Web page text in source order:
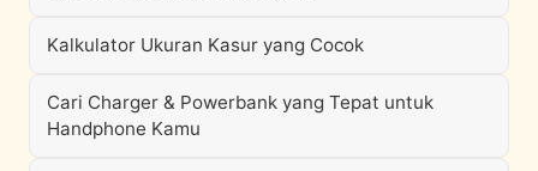
Kalkulator Ukuran Kasur yang Cocok
Cari Charger & Powerbank yang Tepat untuk
Handphone Kamu